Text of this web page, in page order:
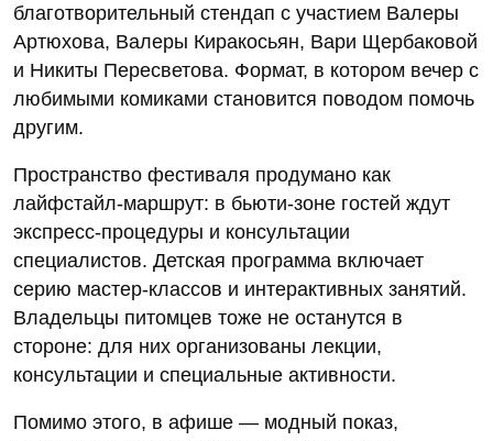
благотворительный стендап с участием Валеры
Артюхова, Валеры Киракосьян, Вари Щербаковой
и Никиты Пересветова. Формат, в котором вечер с
любимыми комиками становится поводом помочь
другим.
Пространство фестиваля продумано как
лайфстайл‑маршрут: в бьюти‑зоне гостей ждут
экспресс‑процедуры и консультации
специалистов. Детская программа включает
серию мастер‑классов и интерактивных занятий.
Владельцы питомцев тоже не останутся в
стороне: для них организованы лекции,
консультации и специальные активности.
Помимо этого, в афише — модный показ,